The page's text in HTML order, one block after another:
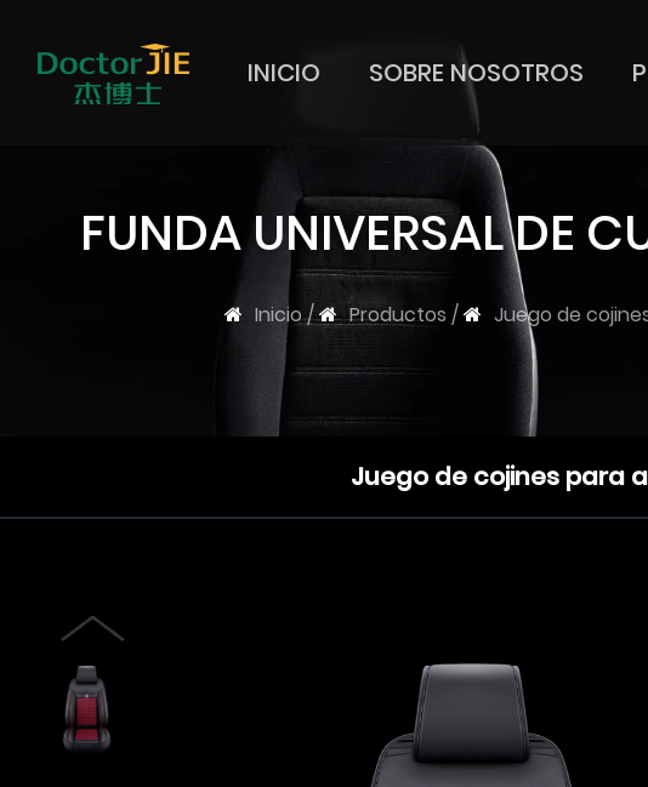
INICIO SOBRE NOSOTROS
FUNDA UNIVERSAL DE
Inicio/ Productos / Juego de
Juego de cojines para